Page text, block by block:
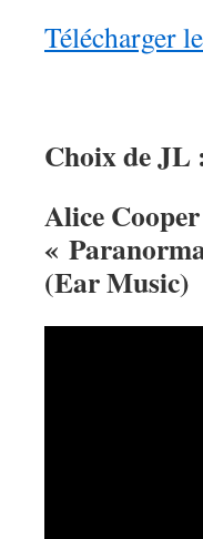
Télécharger
Choix de JL
Alice
«
(Ear Music)